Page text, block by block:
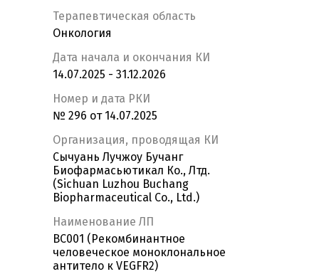
Терапевтическая область
Онкология
Дата начала и окончания КИ
14.07.2025 - 31.12.2026
Номер и дата РКИ
№ 296 от 14.07.2025
Организация, проводящая КИ
Сычуань Лучжоу Бучанг
Биофармасьютикал Ко., Лтд.
(Sichuan Luzhou Buchang
Biopharmaceutical Co., Ltd.)
Наименование ЛП
BC001 (Рекомбинантное
человеческое моноклональное
антитело к VEGFR2)